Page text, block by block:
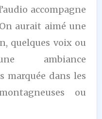
accompagne
aurait aimé une
quelques voix ou
ambiance
marquée dans les
ou